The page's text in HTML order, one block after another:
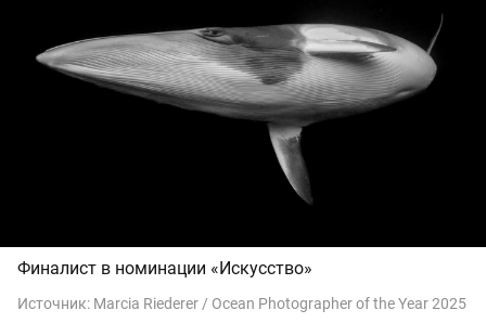
Финалист в номинации «Искусство»
Источник: Marcia Riederer / Ocean Photographer of the Year 2025